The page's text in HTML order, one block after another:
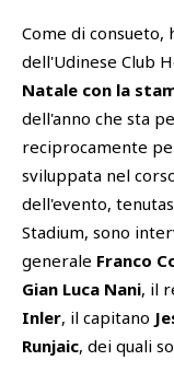
Come di consueto,
dell'Udinese Club
Natale con la
dell'anno che sta
reciprocamente
sviluppata nel
dell'evento,
Stadium, sono
generale Franco
Gian Luca Nani, il
Inler, il capitano
Runjaic, dei quali